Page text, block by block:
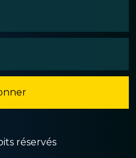
réservés